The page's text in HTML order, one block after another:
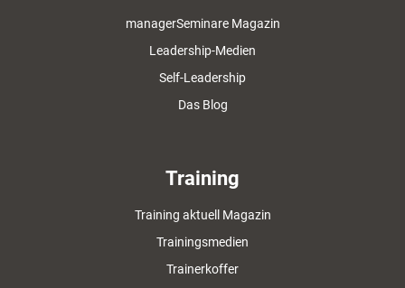
managerSeminare Magazin
Leadership-Medien
Self-Leadership
Das Blog
Training
Training aktuell Magazin
Trainingsmedien
Trainerkoffer